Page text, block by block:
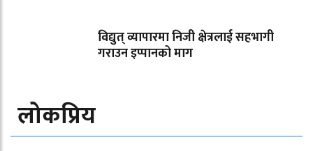
विद्युत् व्यापारमा निजी क्षेत्रलाई सहभागी
गराउन इप्पानको माग
लोकप्रिय